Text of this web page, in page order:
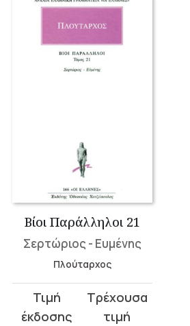
Βίοι Παράλληλοι 21
Σερτώριος - Ευμένης
Πλούταρχος
Original
price
Current
price